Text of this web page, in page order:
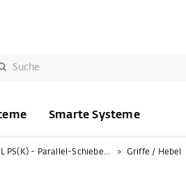
Smarte Systeme
PORTAL PS(K) - Parallel-Schiebe(-Kipp) Griffe / Hebel